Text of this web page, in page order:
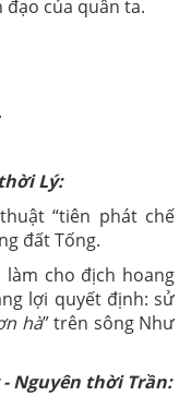
của quân ta.
Lý:
“tiên phát chế
đất Tống.
cho địch hoang
lợi quyết định: sử
hà” trên sông Như
Nguyên thời Trần: